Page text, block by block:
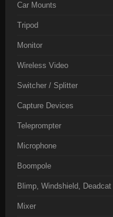
Car Mounts
Tripod
Monitor
Wireless Video
Switcher / Splitter
Capture Devices
Teleprompter
Microphone
Boompole
Blimp, Windshield, Deadcat
Mixer